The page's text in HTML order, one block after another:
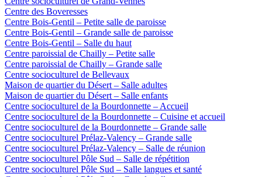
Centre des Boveresses
Centre Bois-Gentil – Petite salle de paroisse
Centre Bois-Gentil – Grande salle de paroisse
Centre Bois-Gentil – Salle du haut
Centre paroissial de Chailly – Petite salle
Centre paroissial de Chailly – Grande salle
Centre socioculturel de Bellevaux
Maison de quartier du Désert – Salle adultes
Maison de quartier du Désert – Salle enfants
Centre socioculturel de la Bourdonnette – Accueil
Centre socioculturel de la Bourdonnette – Cuisine et accueil
Centre socioculturel de la Bourdonnette – Grande salle
Centre socioculturel Prélaz-Valency – Grande salle
Centre socioculturel Prélaz-Valency – Salle de réunion
Centre socioculturel Pôle Sud – Salle de répétition
Centre socioculturel Pôle Sud – Salle langues et santé